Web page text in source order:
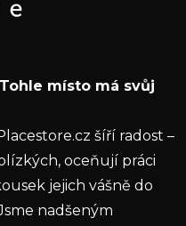
produktech na našem e-
s
údajů
Tohle místo má svůj
šíří radost –
oceňují práci
jejich vášně do
nadšeným